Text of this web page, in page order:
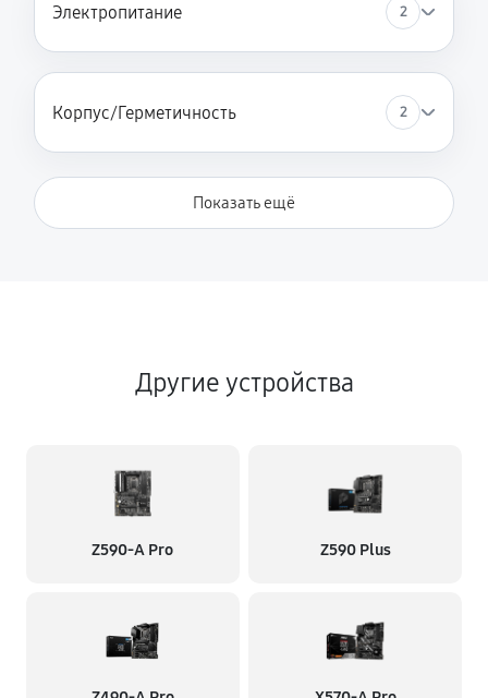
Электропитание 2
Корпус/Герметичность 2
Показать ещё
Другие устройства
Z590-A Pro Z590 Plus